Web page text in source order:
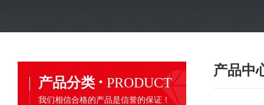
产品分类 · PRODUCT
我们相信合格的产品是信誉的保证！
产品中